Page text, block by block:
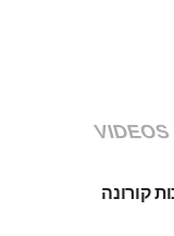
VIDEOS
קורונה